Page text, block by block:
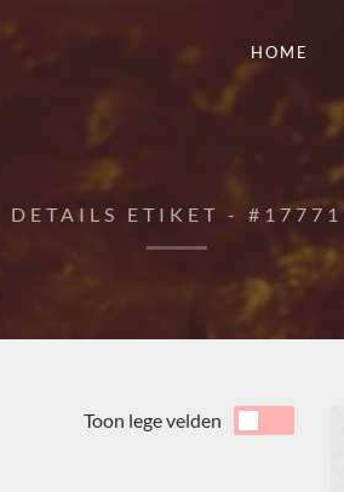
HOME
DETAILS ETIKET - #17771
Toon lege velden